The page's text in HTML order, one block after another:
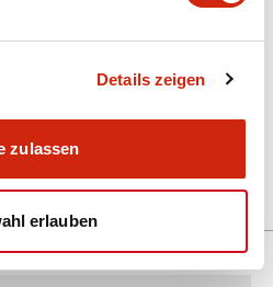
Details zeigen
zulassen
erlauben
Genehmigungen & Standards